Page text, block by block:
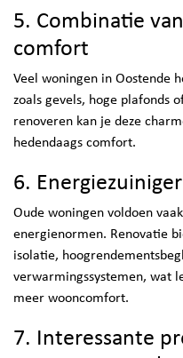
5. Combinatie
comfort
Veel woningen in Oostende
zoals gevels, hoge plafonds
renoveren kan je deze
hedendaags comfort.
6.
Oude woningen voldoen
energienormen. Renovatie
isolatie,
verwarmingssystemen, wat
meer wooncomfort.
7. Interessante